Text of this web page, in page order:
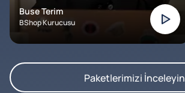
Buse Terim
BShop Kurucusu
Paketlerimizi İnceleyin